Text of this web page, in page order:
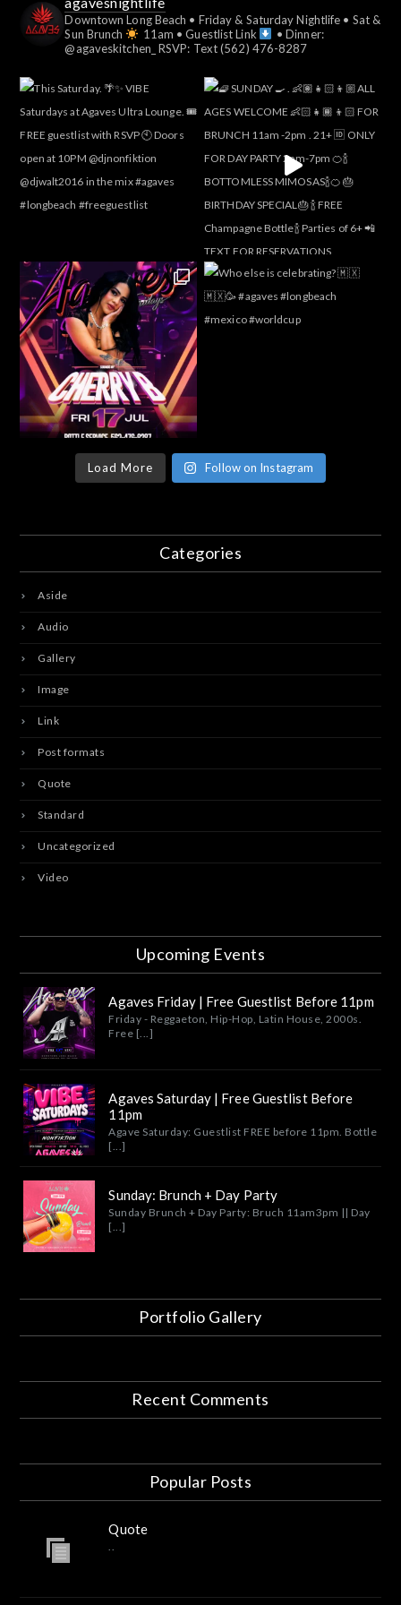
Downtown Long Beach • Friday & Saturday Nightlife • Sat &
Sun Brunch
11am • Guestlist Link
• Dinner:
@agaveskitchen_RSVP: Text (562) 476-8287
Load More Follow on Instagram
Categories
Aside
Audio
Gallery
Image
Link
Post formats
Quote
Standard
Uncategorized
Video
Upcoming Events
Agaves Friday | Free Guestlist Before 11pm
Friday - Reggaeton, Hip-Hop, Latin House, 2000s.
Free [...]
Agaves Saturday | Free Guestlist Before
11pm
Agave Saturday: Guestlist FREE before 11pm. Bottle
[...]
Sunday: Brunch + Day Party
Sunday Brunch + Day Party: Bruch 11am3pm || Day
[...]
Portfolio Gallery
Recent Comments
Popular Posts
Quote
..